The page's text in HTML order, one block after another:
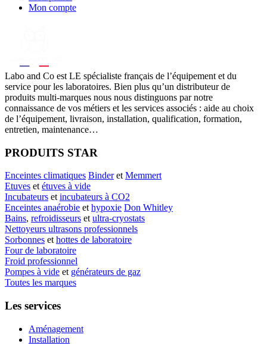
Mon compte
Labo and Co est LE spécialiste français de l’équipement et du
service pour les laboratoires. Bien plus qu’un distributeur de
produits multi-marques nous nous distinguons par notre
connaissance de vos métiers et les services associés : aide au choix
de l’équipement, livraison, installation, qualification, formation,
entretien, maintenance…
PRODUITS STAR
Enceintes climatiques Binderet Memmert
Etuves et étuves à vide
Incubateurs et incubateurs à CO2
Enceintes anaérobie et hypoxie Don Whitley
Bains, refroidisseurs et ultra-cryostats
Nettoyeurs ultrasons professionnels
Sorbonnes et hottes de laboratoire
Four de laboratoire
Froid professionnel
Pompes à vide et générateurs de gaz
Toutes les marques
Les services
Aménagement
Installation